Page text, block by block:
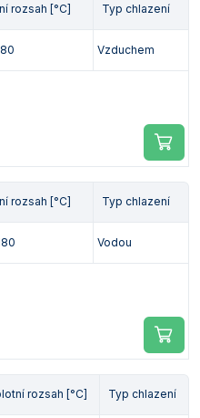
rozsah [°C] Typ chlazení
Vzduchem
rozsah [°C] Typ chlazení
Vodou
rozsah [°C] Typ chlazení